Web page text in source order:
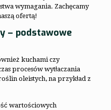
wymagania. Zachęcamy
ofertą!
– podstawowe
kuchami czy
procesów wytłaczania
oleistych, na przykład z
wartościowych